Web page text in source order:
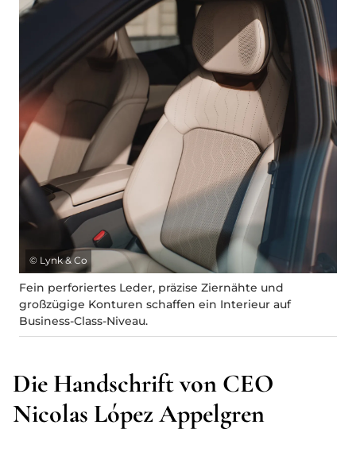
© Lynk & Co
Fein perforiertes Leder, präzise Ziernähte und
großzügige Konturen schaffen ein Interieur auf
Business-Class-Niveau.
Die Handschrift von CEO
Nicolas López Appelgren